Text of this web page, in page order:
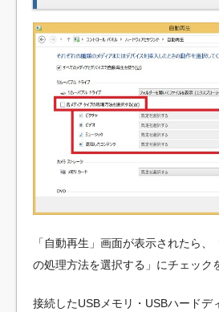
「自動再生」画面が表示されたら
の処理方法を選択する」にチェック
接続したUSBメモリ・USBハードデ